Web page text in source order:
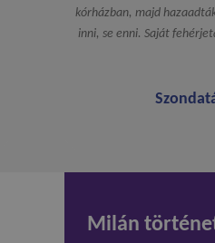
kórházban, majd
inni, se enni. Saját
Milán